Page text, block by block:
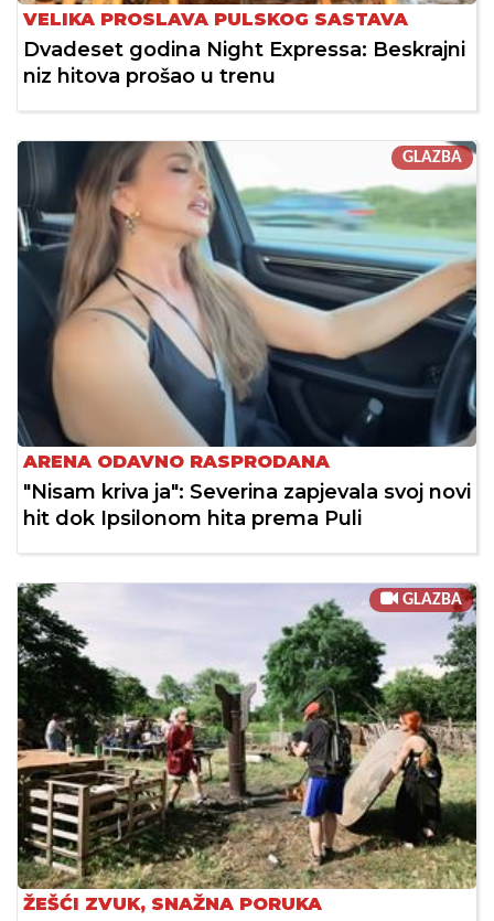
VELIKA PROSLAVA PULSKOG SASTAVA
Dvadeset godina Night Expressa: Beskrajni
niz hitova prošao u trenu
GLAZBA
ARENA ODAVNO RASPRODANA
"Nisam kriva ja": Severina zapjevala svoj novi
hit dok Ipsilonom hita prema Puli
GLAZBA
ŽEŠĆI ZVUK, SNAŽNA PORUKA